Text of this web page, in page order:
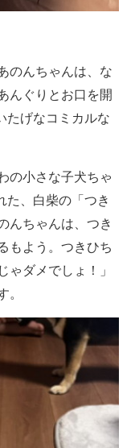
のんちゃんは、な
んぐりとお口を開
たげなコミカルな
の小さな子犬ちゃ
た、白柴の「つき
んちゃんは、つき
もよう。つきひち
ゃダメでしょ！」
。